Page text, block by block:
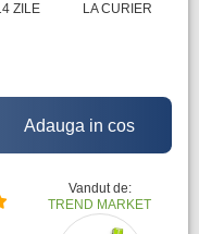
ZILE
LA CURIER
Adauga in cos
Vandut de:
TREND MARKET